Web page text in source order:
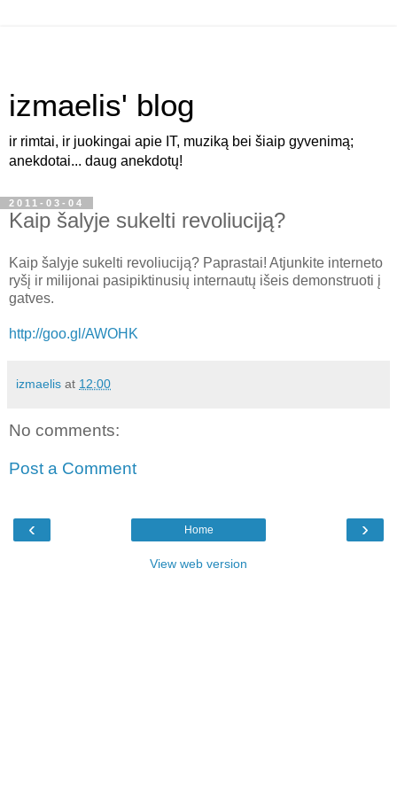
izmaelis' blog
ir rimtai, ir juokingai apie IT, muziką bei šiaip gyvenimą;
anekdotai... daug anekdotų!
2011-03-04
Kaip šalyje sukelti revoliuciją?
Kaip šalyje sukelti revoliuciją? Paprastai! Atjunkite interneto
ryšį ir milijonai pasipiktinusių internautų išeis demonstruoti į
gatves.
http://goo.gl/AWOHK
izmaelis at 12:00
No comments:
Post a Comment
‹ ›
Home
View web version